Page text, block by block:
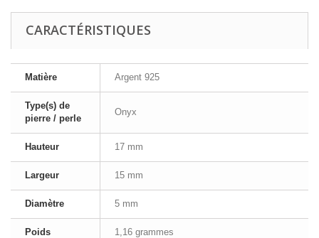
CARACTÉRISTIQUES
Matière Argent 925
Type(s) de
pierre / perle
Onyx
Hauteur 17 mm
Largeur 15 mm
Diamètre 5 mm
Poids 1,16 grammes